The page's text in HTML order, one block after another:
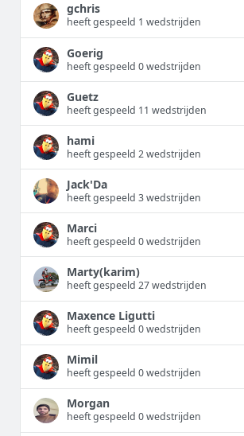
gchris
heeft gespeeld 1 wedstrijden
Goerig
heeft gespeeld 0 wedstrijden
Guetz
heeft gespeeld 11 wedstrijden
hami
heeft gespeeld 2 wedstrijden
Jack'Da
heeft gespeeld 3 wedstrijden
Marci
heeft gespeeld 0 wedstrijden
Marty(karim)
heeft gespeeld 27 wedstrijden
Maxence Ligutti
heeft gespeeld 0 wedstrijden
Mimil
heeft gespeeld 0 wedstrijden
Morgan
heeft gespeeld 0 wedstrijden